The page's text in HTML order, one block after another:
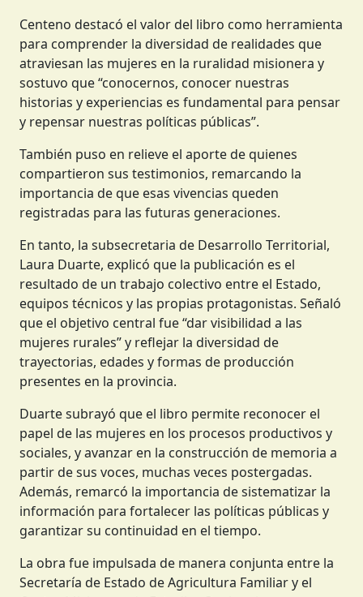
celebró que la presentación se haya realizado en
este ámbito.
Centeno destacó el valor del libro como herramienta
para comprender la diversidad de realidades que
atraviesan las mujeres en la ruralidad misionera y
historias y experiencias es fundamental para pensar
y repensar nuestras políticas públicas”.
También puso en relieve el aporte de quienes
importancia de que esas vivencias queden
registradas para las futuras generaciones.
En tanto, la subsecretaria de Desarrollo Territorial,
Laura Duarte, explicó que la publicación es el
resultado de un trabajo colectivo entre el Estado,
equipos técnicos y las propias protagonistas. Señaló
que el objetivo central fue “dar visibilidad a las
trayectorias, edades y formas de producción
presentes en la provincia.
Duarte subrayó que el libro permite reconocer el
papel de las mujeres en los procesos productivos y
sociales, y avanzar en la construcción de memoria a
partir de sus voces, muchas veces postergadas.
información para fortalecer las políticas públicas y
garantizar su continuidad en el tiempo.